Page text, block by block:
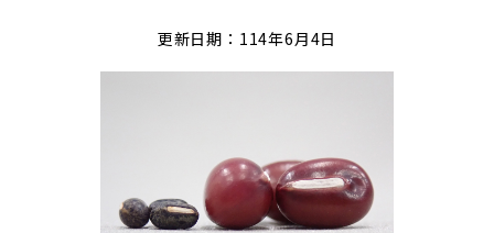
更新日期：114年6月4日